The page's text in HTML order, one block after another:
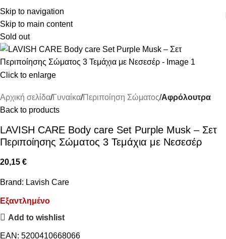
Skip to navigation
Skip to main content
ΔΩΡΕΑΝ ΜΕΤΑΦΟΡΙΚΑ ΑΝΩ ΤΩΝ 45€
Sold out
Click to enlarge
Αρχική σελίδα Γυναίκα Περιποίηση Σώματος Αφρόλουτρα
Back to products
LAVISH CARE Body care Set Purple Musk – Σετ
Περιποίησης Σώματος 3 Τεμάχια με Νεσεσέρ
20,15 €
Brand: Lavish Care
Εξαντλημένο
Add to wishlist
EAN: 5200410668066